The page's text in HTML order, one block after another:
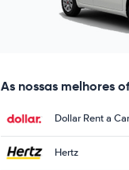
As nossas melhores
Dollar Rent a
Hertz